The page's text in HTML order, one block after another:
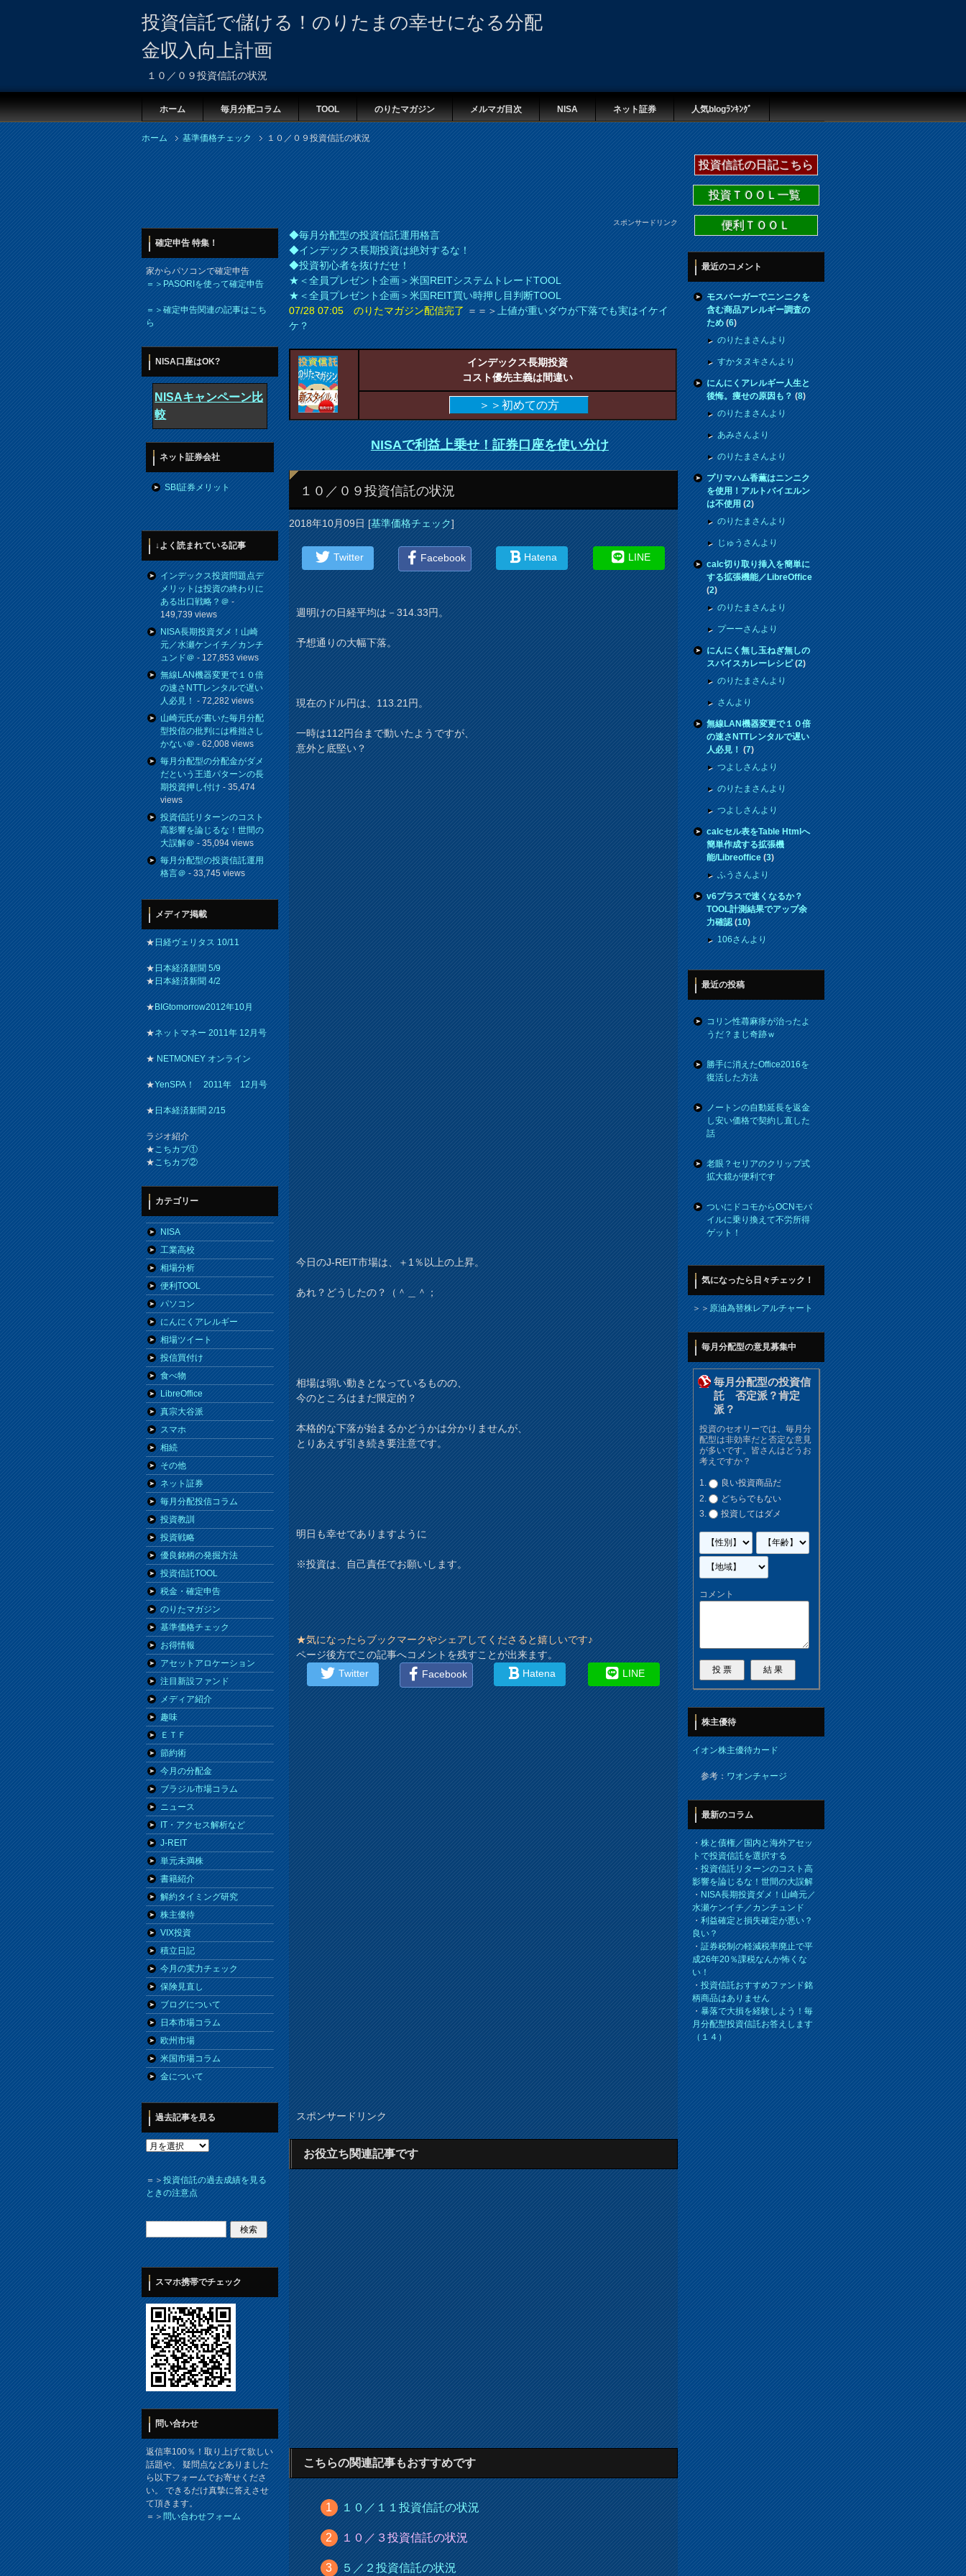
投資信託で儲ける！のりたまの幸せになる分配
金収入向上計画
１０／０９投資信託の状況
ホーム 毎月分配コラム TOOL のりたマガジン メルマガ目次 NISA ネット証券 人気blogﾗﾝｷﾝｸﾞ
ホーム 基準価格チェック １０／０９投資信託の状況
スポンサードリンク
◆毎月分配型の投資信託運用格言
◆インデックス長期投資は絶対するな！
◆投資初心者を抜けだせ！
★＜全員プレゼント企画＞米国REITシステムトレードTOOL
★＜全員プレゼント企画＞米国REIT買い時押し目判断TOOL
07/28 07:05 のりたマガジン配信完了＝＝＞上値が重いダウが下落でも実はイケイ
ケ？
インデックス長期投資
コスト優先主義は間違い
＞＞初めての方
NISAで利益上乗せ！証券口座を使い分け
１０／０９投資信託の状況
2018年10月09日[基準価格チェック]
Twitter Facebook Hatena LINE
週明けの日経平均は－314.33円。
予想通りの大幅下落。
現在のドル円は、113.21円。
一時は112円台まで動いたようですが、
意外と底堅い？
今日のJ-REIT市場は、＋1％以上の上昇。
あれ？どうしたの？（＾＿＾；
相場は弱い動きとなっているものの、
今のところはまだ限定的？
本格的な下落が始まるかどうかは分かりませんが、
とりあえず引き続き要注意です。
明日も幸せでありますように
※投資は、自己責任でお願いします。
★気になったらブックマークやシェアしてくださると嬉しいです♪
ページ後方でこの記事へコメントを残すことが出来ます。
Twitter
Facebook Hatena LINE
スポンサードリンク
お役立ち関連記事です
こちらの関連記事もおすすめです
１０／１１投資信託の状況
１０／３投資信託の状況
５／２投資信託の状況
確定申告 特集！
家からパソコンで確定申告
＝＞PASORIを使って確定申告
＝＞確定申告関連の記事はこち
ら
NISA口座はOK?
NISAキャンペーン比
較
ネット証券会社
SBI証券メリット
↓よく読まれている記事
インデックス投資問題点デ
メリットは投資の終わりに
ある出口戦略？＠-
149,739 views
NISA長期投資ダメ！山崎
元／水瀬ケンイチ／カンチ
ュンド＠- 127,853 views
無線LAN機器変更で１０倍
の速さNTTレンタルで遅い
人必見！- 72,282 views
山崎元氏が書いた毎月分配
型投信の批判には稚拙さし
かない＠- 62,008 views
毎月分配型の分配金がダメ
だという王道パターンの長
期投資押し付け- 35,474
views
投資信託リターンのコスト
高影響を論じるな！世間の
大誤解＠- 35,094 views
毎月分配型の投資信託運用
格言＠- 33,745 views
メディア掲載
★日経ヴェリタス 10/11
★日本経済新聞 5/9
★日本経済新聞 4/2
★BIGtomorrow2012年10月
★ネットマネー 2011年 12月号
★NETMONEY オンライン
★YenSPA！ 2011年 12月号
★日本経済新聞 2/15
ラジオ紹介
★こちカブ①
★こちカブ②
カテゴリー
NISA
工業高校
相場分析
便利TOOL
パソコン
にんにくアレルギー
相場ツイート
投信買付け
食べ物
LibreOffice
真宗大谷派
スマホ
相続
その他
ネット証券
毎月分配投信コラム
投資教訓
投資戦略
優良銘柄の発掘方法
投資信託TOOL
税金・確定申告
のりたマガジン
基準価格チェック
お得情報
アセットアロケーション
注目新設ファンド
メディア紹介
趣味
ＥＴＦ
節約術
今月の分配金
ブラジル市場コラム
ニュース
IT・アクセス解析など
J-REIT
単元未満株
書籍紹介
解約タイミング研究
株主優待
VIX投資
積立日記
今月の実力チェック
保険見直し
ブログについて
日本市場コラム
欧州市場
米国市場コラム
金について
過去記事を見る
＝＞投資信託の過去成績を見る
ときの注意点
スマホ携帯でチェック
問い合わせ
返信率100％！取り上げて欲しい
話題や、 疑問点などありました
ら以下フォームでお寄せくださ
い。 できるだけ真摯に答えさせ
て頂きます。
＝＞問い合わせフォーム
投資信託の日記こちら
投資ＴＯＯＬ一覧
便利ＴＯＯＬ
最近のコメント
モスバーガーでニンニクを
含む商品アレルギー調査の
ため(6)
のりたまさんより
すかタヌキさんより
にんにくアレルギー人生と
後悔。痩せの原因も？(8)
のりたまさんより
あみさんより
のりたまさんより
プリマハム香薫はニンニク
を使用！アルトバイエルン
は不使用(2)
のりたまさんより
じゅうさんより
calc切り取り挿入を簡単に
する拡張機能／LibreOffice
(2)
のりたまさんより
プーーさんより
にんにく無し玉ねぎ無しの
スパイスカレーレシピ(2)
のりたまさんより
さんより
無線LAN機器変更で１０倍
の速さNTTレンタルで遅い
人必見！(7)
つよしさんより
のりたまさんより
つよしさんより
calcセル表をTable Htmlへ
簡単作成する拡張機
能/Libreoffice(3)
ふうさんより
v6プラスで速くなるか？
TOOL計測結果でアップ余
力確認(10)
106さんより
最近の投稿
コリン性蕁麻疹が治ったよ
うだ？まじ奇跡ｗ
勝手に消えたOffice2016を
復活した方法
ノートンの自動延長を返金
し安い価格で契約し直した
話
老眼？セリアのクリップ式
拡大鏡が便利です
ついにドコモからOCNモバ
イルに乗り換えて不労所得
ゲット！
気になったら日々チェック！
＞＞原油為替株レアルチャート
毎月分配型の意見募集中
毎月分配型の投資信
託 否定派？肯定
派？
投資のセオリーでは、毎月分
配型は非効率だと否定な意見
が多いです。皆さんはどうお
考えですか？
良い投資商品だ
どちらでもない
投資してはダメ
コメント
株主優待
イオン株主優待カード
参考：ワオンチャージ
最新のコラム
・株と債権／国内と海外アセッ
トで投資信託を選択する
・投資信託リターンのコスト高
影響を論じるな！世間の大誤解
・NISA長期投資ダメ！山崎元／
水瀬ケンイチ／カンチュンド
・利益確定と損失確定が悪い？
良い？
・証券税制の軽減税率廃止で平
成26年20％課税なんか怖くな
い！
・投資信託おすすめファンド銘
柄商品はありません
・暴落で大損を経験しよう！毎
月分配型投資信託お答えします
（１４）